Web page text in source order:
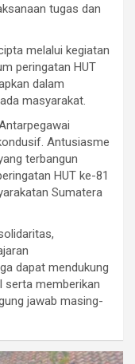
tugas dan
melalui kegiatan
peringatan HUT
dalam
masyarakat.
Antusiasme
terbangun
HUT ke-81
Sumatera
dapat mendukung
serta memberikan
jawab masing-